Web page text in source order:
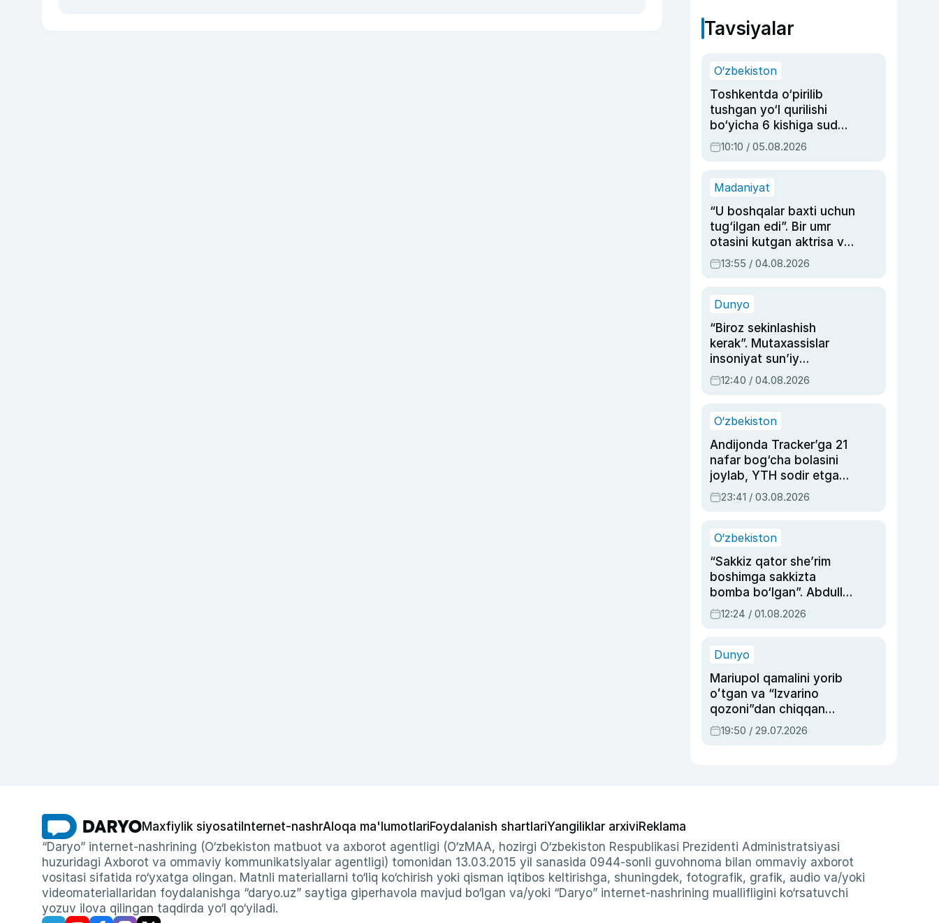
Tavsiyalar
O‘zbekiston
Toshkentda o‘pirilib
tushgan yo‘l qurilishi
bo‘yicha 6 kishiga sud
hukmi o‘qildi
10:10 / 05.08.2026
Madaniyat
“U boshqalar baxti uchun
tug‘ilgan edi”. Bir umr
otasini kutgan aktrisa va
dublyaj ustasi Rimma
Ahmedovaning
13:55 / 04.08.2026
Dunyo
“Biroz sekinlashish
kerak”. Mutaxassislar
insoniyat sun’iy
intellektni boshqara
olmay qolishidan xavotir
12:40 / 04.08.2026
O‘zbekiston
Andijonda Tracker’ga 21
nafar bog‘cha bolasini
joylab, YTH sodir etgan
ayolga sud hukmi o‘qildi
23:41 / 03.08.2026
O‘zbekiston
“Sakkiz qator she’rim
boshimga sakkizta
bomba bo‘lgan”. Abdulla
Oripovni siyosiy
ayblovlardan asrab
12:24 / 01.08.2026
Dunyo
Mariupol qamalini yorib
oʻtgan va “Izvarino
qozoni”dan chiqqan
qahramon — Ukraina
armiyasi bosh
19:50 / 29.07.2026
Maxfiylik siyosati Internet-nashrAloqa ma'lumotlariFoydalanish shartlariYangiliklar arxiviReklama
“Daryo” internet-nashrining (O‘zbekiston matbuot va axborot agentligi (O‘zMAA, hozirgi O‘zbekiston Respublikasi Prezidenti Administratsiyasi
huzuridagi Axborot va ommaviy kommunikatsiyalar agentligi) tomonidan 13.03.2015 yil sanasida 0944-sonli guvohnoma bilan ommaviy axborot
vositasi sifatida ro‘yxatga olingan. Matnli materiallarni to‘liq ko‘chirish yoki qisman iqtibos keltirishga, shuningdek, fotografik, grafik, audio va/yoki
videomateriallaridan foydalanishga “daryo.uz” saytiga giperhavola mavjud bo‘lgan va/yoki “Daryo” internet-nashrining muallifligini ko‘rsatuvchi
yozuv ilova qilingan taqdirda yo‘l qo‘yiladi.